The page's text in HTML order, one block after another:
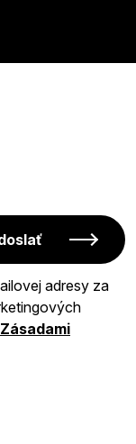
adresy za
Zásadami